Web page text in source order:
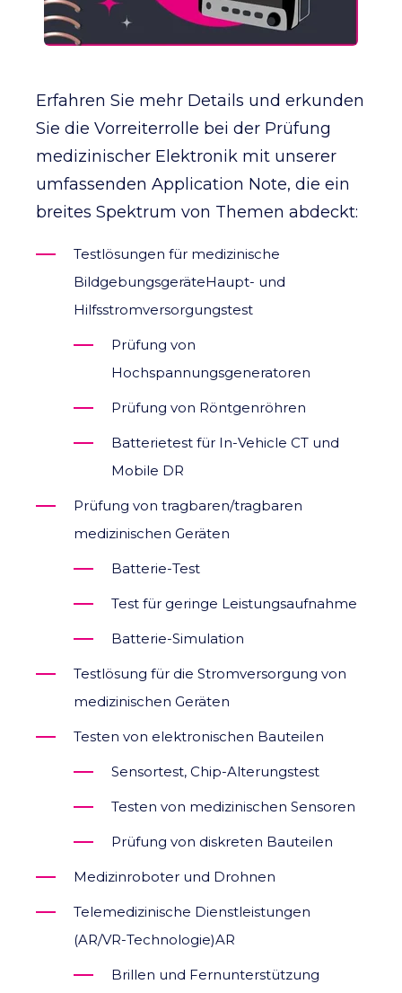
Erfahren Sie mehr Details und erkunden
Sie die Vorreiterrolle bei der Prüfung
medizinischer Elektronik mit unserer
umfassenden Application Note, die ein
breites Spektrum von Themen abdeckt:
Testlösungen für medizinische
BildgebungsgeräteHaupt- und
Hilfsstromversorgungstest
Prüfung von
Hochspannungsgeneratoren
Prüfung von Röntgenröhren
Batterietest für In-Vehicle CT und
Mobile DR
Prüfung von tragbaren/tragbaren
medizinischen Geräten
Batterie-Test
Test für geringe Leistungsaufnahme
Batterie-Simulation
Testlösung für die Stromversorgung von
medizinischen Geräten
Testen von elektronischen Bauteilen
Sensortest, Chip-Alterungstest
Testen von medizinischen Sensoren
Prüfung von diskreten Bauteilen
Medizinroboter und Drohnen
Telemedizinische Dienstleistungen
(AR/VR-Technologie)AR
Brillen und Fernunterstützung